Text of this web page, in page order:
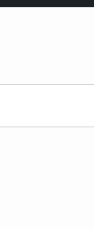
Система
букву
слов в